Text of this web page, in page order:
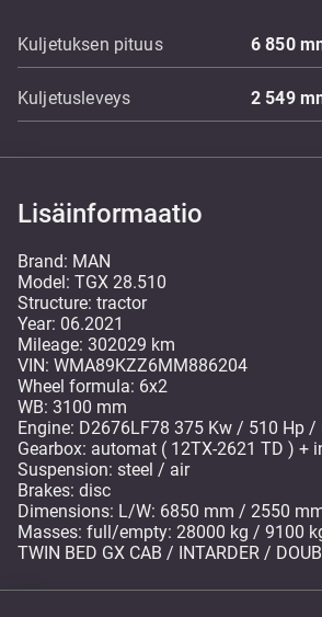
Kuljetuksen pituus 6 850
Kuljetusleveys 2 549
Lisäinformaatio
Brand: MAN
Model: TGX 28.510
Structure: tractor
Year: 06.2021
Mileage: 302029 km
VIN: WMA89KZZ6MM886204
Wheel formula: 6x2
WB: 3100 mm
Engine: D2676LF78 375 Kw / 510 Hp /
Gearbox: automat ( 12TX-2621 TD ) +
Suspension: steel / air
Brakes: disc
Dimensions: L/W: 6850 mm / 2550
Masses: full/empty: 28000 kg / 9100
TWIN BED GX CAB / INTARDER /